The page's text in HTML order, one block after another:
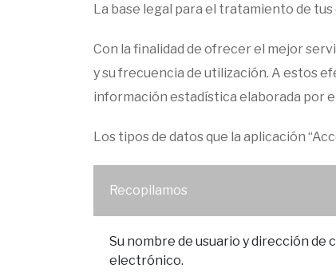
La base legal para el tratamiento de
Con la finalidad de ofrecer el mejor
y su frecuencia de utilización. A estos
información estadística elaborada por
Los tipos de datos que la aplicación
Recopilamos
Su nombre de usuario y dirección de
electrónico.